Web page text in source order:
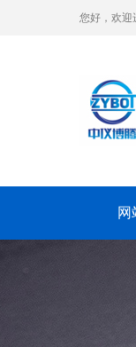
您好，欢迎
网